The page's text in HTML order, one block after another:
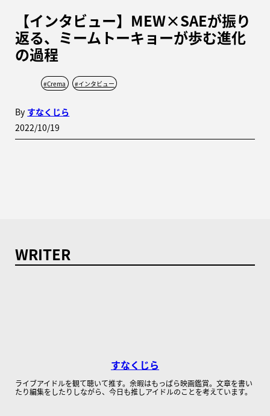
【インタビュー】MEW×SAEが振り
返る、ミームトーキョーが歩む進化
の過程
#Crema #インタビュー
By すなくじら
2022/10/19
WRITER
すなくじら
ライブアイドルを観て聴いて推す。余暇はもっぱら映画鑑賞。文章を書い
たり編集をしたりしながら、今日も推しアイドルのことを考えています。